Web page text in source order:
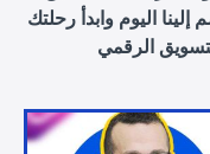
اليوم وابدأ رحلتك
الرقمي